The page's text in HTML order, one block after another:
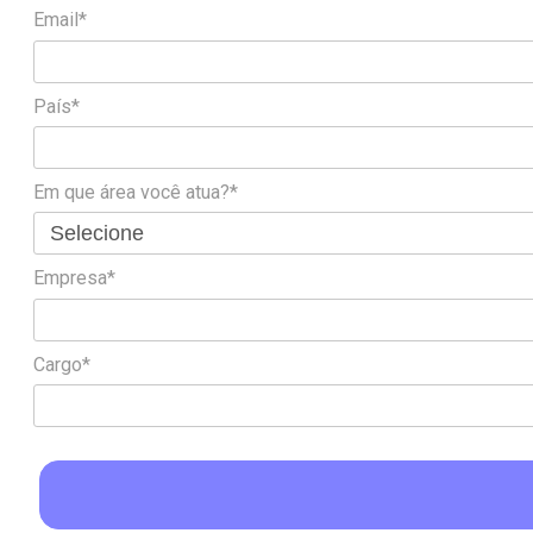
Email*
País*
Em que área você atua?*
Empresa*
Cargo*